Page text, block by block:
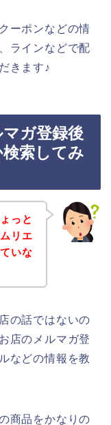
ーポンなどの情
ラインなどで配
きます♪
ガ登録後
索してみ
っと
リエ
いな
の話ではないの
店のメルマガ登
などの情報を教
商品をかなりの